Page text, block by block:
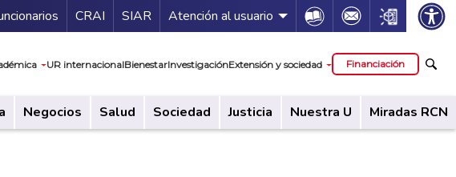
Guía de servicios
CRAI SIAR Atención al usuario Icon Icon Icon
UR internacionalBienestarInvestigaciónExtensión y sociedad Financiación
Negocios Salud Sociedad Justicia Nuestra U Miradas RCN